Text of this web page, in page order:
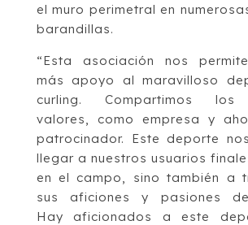
el muro perimetral en
barandillas.
“Esta asociación nos
más apoyo al maravilloso
curling. Compartimos los
valores, como empresa y
patrocinador. Este deporte
llegar a nuestros usuarios
en el campo, sino también a
sus aficiones y pasiones
Hay aficionados a este